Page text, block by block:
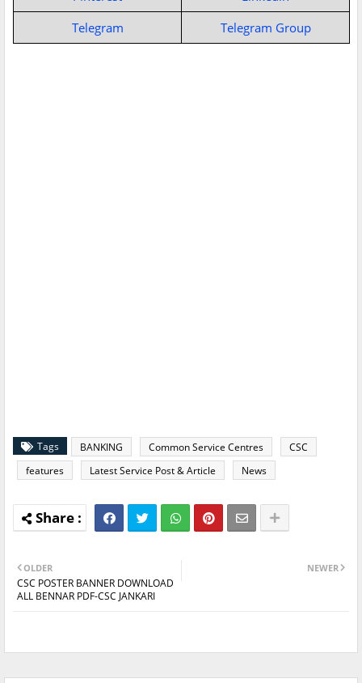
Telegram
Telegram Group
Tags BANKING Common Service Centres
CSC
features
Latest Service Post & Article News
NEWER
OLDER
CSC POSTER BANNER DOWNLOAD
ALL BENNAR PDF-CSC JANKARI